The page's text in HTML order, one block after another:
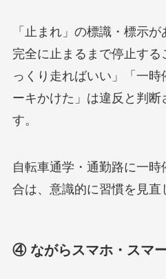
「止まれ」の標識・標示
完全に止まるまで停止す
っくり走ればいい」「一
ーキかけた」は違反と判断
す。
自転車通学・通勤路に一
合は、意識的に習慣を見直
④ ながらスマホ・スマ